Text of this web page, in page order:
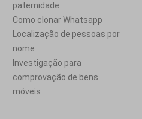
paternidade
Como clonar Whatsapp
Localização de pessoas por
nome
Investigação para
comprovação de bens
móveis